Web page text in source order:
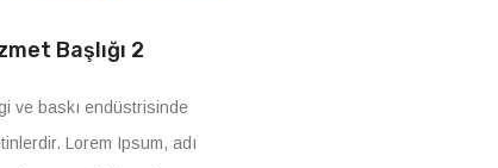
Başlığı 2
ve baskı endüstrisinde
Lorem Ipsum, adı